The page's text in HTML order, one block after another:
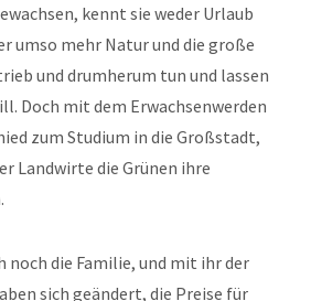
kennt sie weder Urlaub
umso mehr Natur und die große
und drumherum tun und lassen
Doch mit dem Erwachsenwerden
zum Studium in die Großstadt,
Landwirte die Grünen ihre
noch die Familie, und mit ihr der
sich geändert, die Preise für